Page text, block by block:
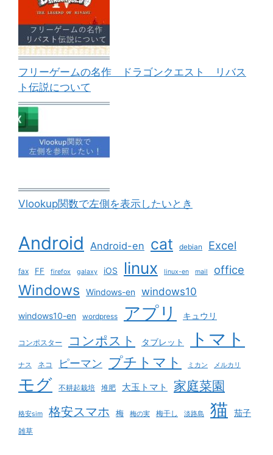
フリーゲームの名作 ドラゴンクエスト リバス
ト伝説について
Vlookup関数で左側を表示したいとき
Android Android-en cat debian Excel
fax FF firefox galaxy iOS linux linux-en mail office
Windows Windows-en windows10
windows10-en wordpress アプリ キュウリ
コンポスター コンポスト タブレット トマト
ナス ネコ ピーマン プチトマト ミカン メルカリ
モグ 不耕起栽培 堆肥 大玉トマト 家庭菜園
格安sim 格安スマホ 梅 梅の実 梅干し 淡路島 猫 茄子
雑草